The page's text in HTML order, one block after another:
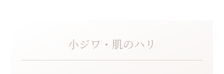
小ジワ・肌のハリ